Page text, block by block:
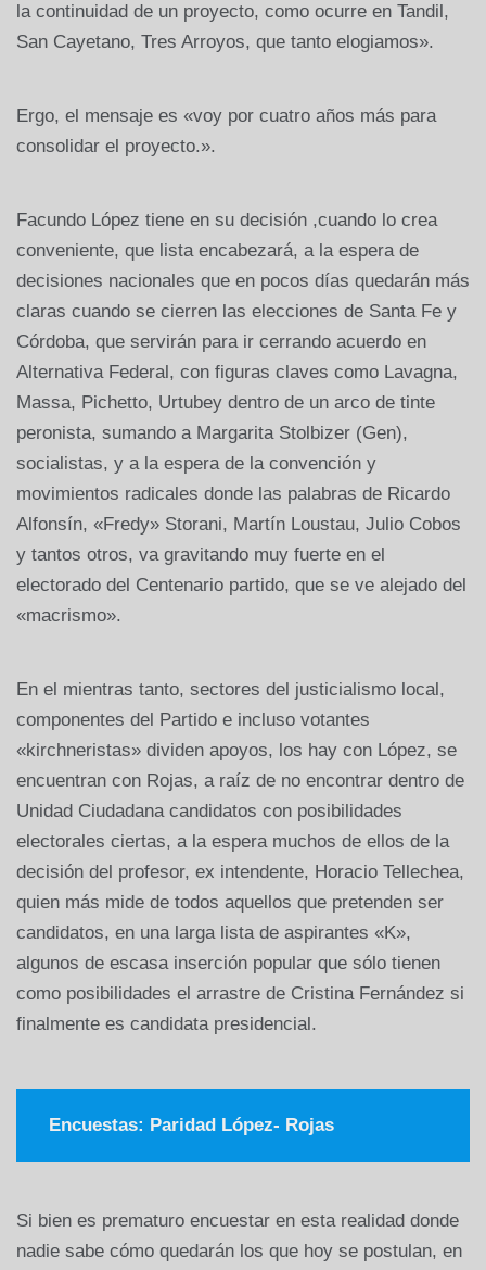
la continuidad de un proyecto, como ocurre en Tandil,
San Cayetano, Tres Arroyos, que tanto elogiamos».
Ergo, el mensaje es «voy por cuatro años más para
consolidar el proyecto.».
Facundo López tiene en su decisión ,cuando lo crea
conveniente, que lista encabezará, a la espera de
decisiones nacionales que en pocos días quedarán más
claras cuando se cierren las elecciones de Santa Fe y
Córdoba, que servirán para ir cerrando acuerdo en
Alternativa Federal, con figuras claves como Lavagna,
Massa, Pichetto, Urtubey dentro de un arco de tinte
peronista, sumando a Margarita Stolbizer (Gen),
socialistas, y a la espera de la convención y
movimientos radicales donde las palabras de Ricardo
Alfonsín, «Fredy» Storani, Martín Loustau, Julio Cobos
y tantos otros, va gravitando muy fuerte en el
electorado del Centenario partido, que se ve alejado del
«macrismo».
En el mientras tanto, sectores del justicialismo local,
componentes del Partido e incluso votantes
«kirchneristas» dividen apoyos, los hay con López, se
encuentran con Rojas, a raíz de no encontrar dentro de
Unidad Ciudadana candidatos con posibilidades
electorales ciertas, a la espera muchos de ellos de la
decisión del profesor, ex intendente, Horacio Tellechea,
quien más mide de todos aquellos que pretenden ser
candidatos, en una larga lista de aspirantes «K»,
algunos de escasa inserción popular que sólo tienen
como posibilidades el arrastre de Cristina Fernández si
finalmente es candidata presidencial.
Encuestas: Paridad López- Rojas
Si bien es prematuro encuestar en esta realidad donde
nadie sabe cómo quedarán los que hoy se postulan, en